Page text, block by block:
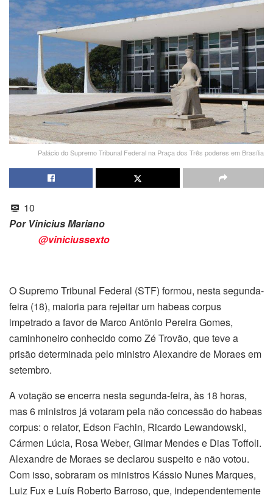
Palácio do Supremo Tribunal Federal na Praça dos Três poderes em Brasília
10
Por Vinicius Mariano
@viniciussexto
O Supremo Tribunal Federal (STF) formou, nesta segunda-
feira (18), maioria para rejeitar um habeas corpus
impetrado a favor de Marco Antônio Pereira Gomes,
caminhoneiro conhecido como Zé Trovão, que teve a
prisão determinada pelo ministro Alexandre de Moraes em
setembro.
A votação se encerra nesta segunda-feira, às 18 horas,
mas 6 ministros já votaram pela não concessão do habeas
corpus: o relator, Edson Fachin, Ricardo Lewandowski,
Cármen Lúcia, Rosa Weber, Gilmar Mendes e Dias Toffoli.
Alexandre de Moraes se declarou suspeito e não votou.
Com isso, sobraram os ministros Kássio Nunes Marques,
Luiz Fux e Luís Roberto Barroso, que, independentemente